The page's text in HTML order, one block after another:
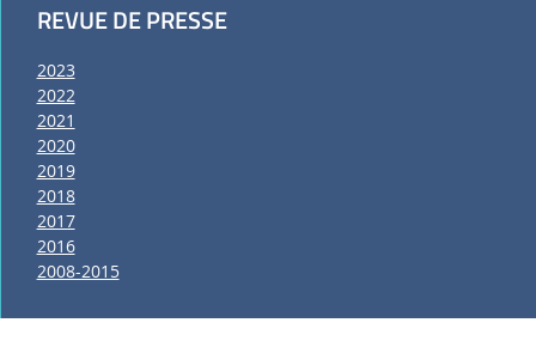
REVUE DE PRESSE
2023
2022
2021
2020
2019
2018
2017
2016
2008-2015